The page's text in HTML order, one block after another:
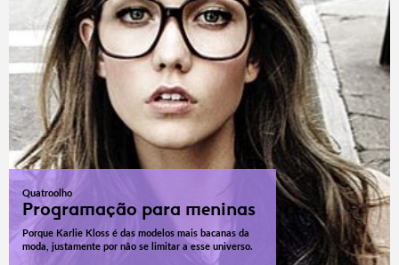
Quatroolho
Programação para meninas
Porque Karlie Kloss é das modelos mais bacanas da
moda, justamente por não se limitar a esse universo.